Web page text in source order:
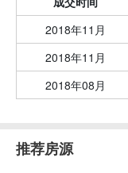
2018年11月
2018年11月
2018年08月
推荐房源